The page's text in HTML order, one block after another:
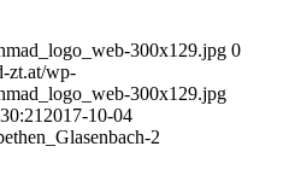
300x129.jpg 0
zt.at/wp-
300x129.jpg
2017-10-04
2